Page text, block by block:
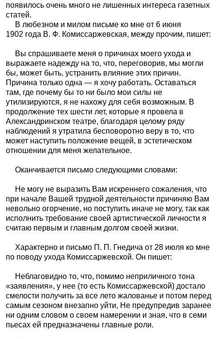
появилось очень много не лишенных интереса газетных
статей.
В любезном и милом письме ко мне от 6 июня
1902 года В. Ф. Комиссаржевская, между прочим, пишет:
Вы спрашиваете меня о причинах моего ухода и
выражаете надежду на то, что, переговорив, мы могли
бы, может быть, устранить влияние этих причин.
Причина только одна — я хочу работать. Оставаться
там, где почему бы то ни было мои силы не
утилизируются, я не нахожу для себя возможным. В
продолжение тех шести лет, которые я провела в
Александринском театре, благодаря целому ряду
наблюдений я утратила бесповоротно веру в то, что
может наступить положение вещей, в эстетическом
отношении для меня желательное.
Оканчивается письмо следующими словами:
Не могу не выразить Вам искреннего сожаления, что
при начале Вашей трудной деятельности причиняю Вам
невольно огорчение, но поступить иначе не могу, так как
исполнить требование своей артистической личности я
считаю первым и главным долгом своей жизни.
Характерно и письмо П. П. Гнедича от 28 июля ко мне
по поводу ухода Комиссаржевской. Он пишет:
Неблаговидно то, что, помимо неприличного тона
«заявления», у нее (то есть Комиссаржевской) достало
смелости получить за все лето жалованье и потом перед
самым сезоном внезапно уйти, Не предупредив заранее
ни одним словом о своем намерении и зная, что в семи
пьесах ей предназначены главные роли.